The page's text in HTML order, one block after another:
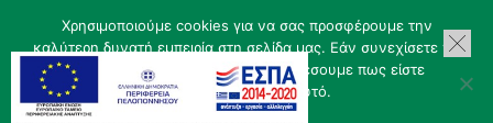
Χρησιμοποιούμε cookies για να σας προσφέρουμε την
καλύτερη δυνατή εμπειρία στη σελίδα μας. Εάν συνεχίσετε να
χρησιμοποιείτε τη σελίδα, θα υποθέσουμε πως είστε
ικανοποιημένοι με αυτό.